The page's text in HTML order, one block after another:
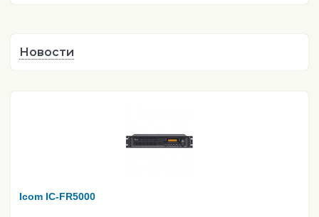
Новости
Icom IC-FR5000